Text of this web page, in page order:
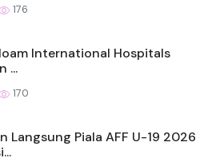
176
International Hospitals
...
170
Langsung Piala AFF U-19 2026